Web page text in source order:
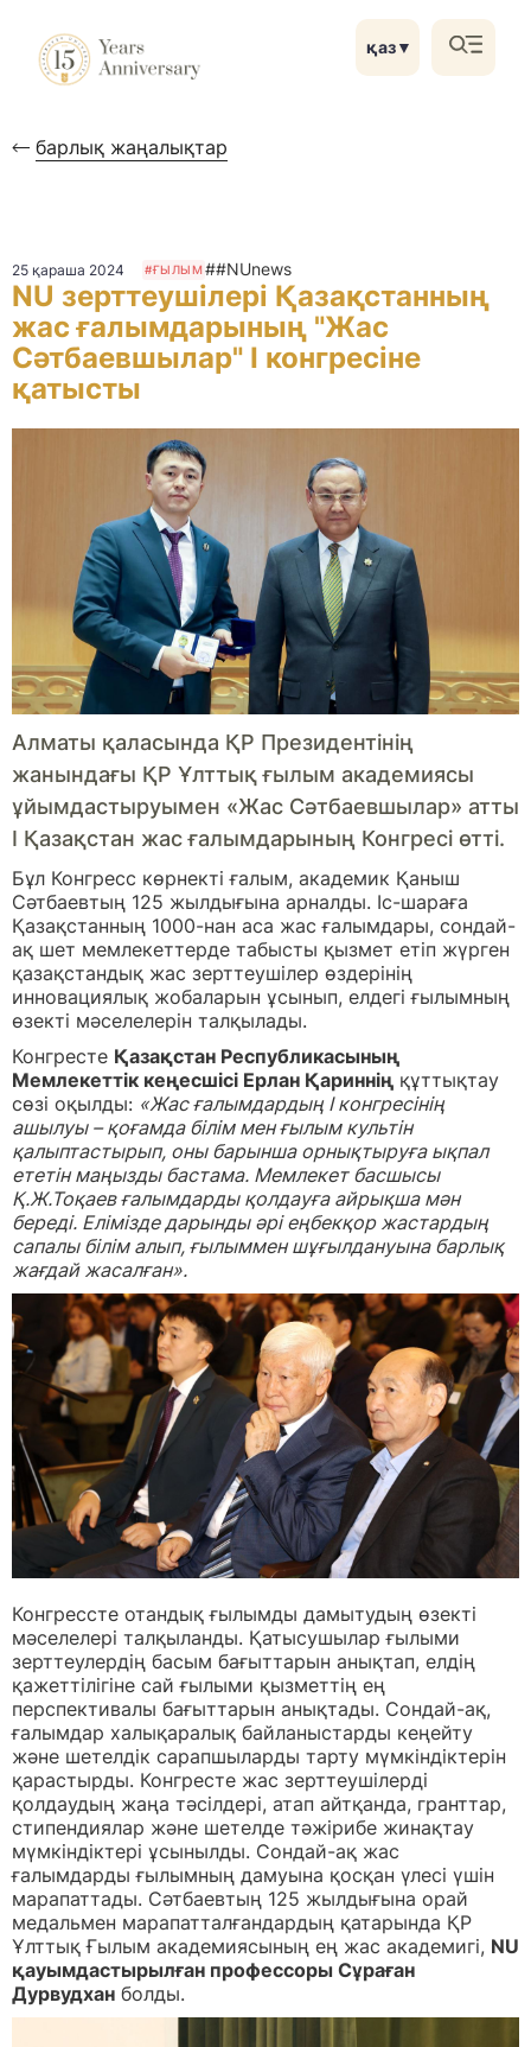
қаз▼
барлық жаңалықтар
25 қараша 2024 #ҒЫЛЫМ##NUnews
NU зерттеушілері Қазақстанның
жас ғалымдарының "Жас
Сәтбаевшылар" I конгресіне
қатысты
Алматы қаласында ҚР Президентінің
жанындағы ҚР Ұлттық ғылым академиясы
ұйымдастыруымен «Жас Сәтбаевшылар» атты
I Қазақстан жас ғалымдарының Конгресі өтті.
Бұл Конгресс көрнекті ғалым, академик Қаныш
Сәтбаевтың 125 жылдығына арналды. Іс-шараға
Қазақстанның 1000-нан аса жас ғалымдары, сондай-
ақ шет мемлекеттерде табысты қызмет етіп жүрген
қазақстандық жас зерттеушілер өздерінің
инновациялық жобаларын ұсынып, елдегі ғылымның
өзекті мәселелерін талқылады.
Конгресте Қазақстан Республикасының
Мемлекеттік кеңесшісі Ерлан Қариннің құттықтау
сөзі оқылды: «Жас ғалымдардың I конгресінің
ашылуы – қоғамда білім мен ғылым культін
қалыптастырып, оны барынша орнықтыруға ықпал
ететін маңызды бастама. Мемлекет басшысы
Қ.Ж.Тоқаев ғалымдарды қолдауға айрықша мән
береді. Елімізде дарынды әрі еңбекқор жастардың
сапалы білім алып, ғылыммен шұғылдануына барлық
жағдай жасалған».
Конгрессте отандық ғылымды дамытудың өзекті
мәселелері талқыланды. Қатысушылар ғылыми
зерттеулердің басым бағыттарын анықтап, елдің
қажеттілігіне сай ғылыми қызметтің ең
перспективалы бағыттарын анықтады. Сондай-ақ,
ғалымдар халықаралық байланыстарды кеңейту
және шетелдік сарапшыларды тарту мүмкіндіктерін
қарастырды. Конгресте жас зерттеушілерді
қолдаудың жаңа тәсілдері, атап айтқанда, гранттар,
стипендиялар және шетелде тәжірибе жинақтау
мүмкіндіктері ұсынылды. Сондай-ақ жас
ғалымдарды ғылымның дамуына қосқан үлесі үшін
марапаттады. Сәтбаевтың 125 жылдығына орай
медальмен марапатталғандардың қатарында ҚР
Ұлттық Ғылым академиясының ең жас академигі, NU
қауымдастырылған профессоры Сұраған
Дурвудхан болды.